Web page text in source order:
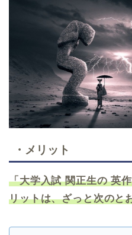
・メリット
「大学入試 関正生の 英
リットは、ざっと次のと